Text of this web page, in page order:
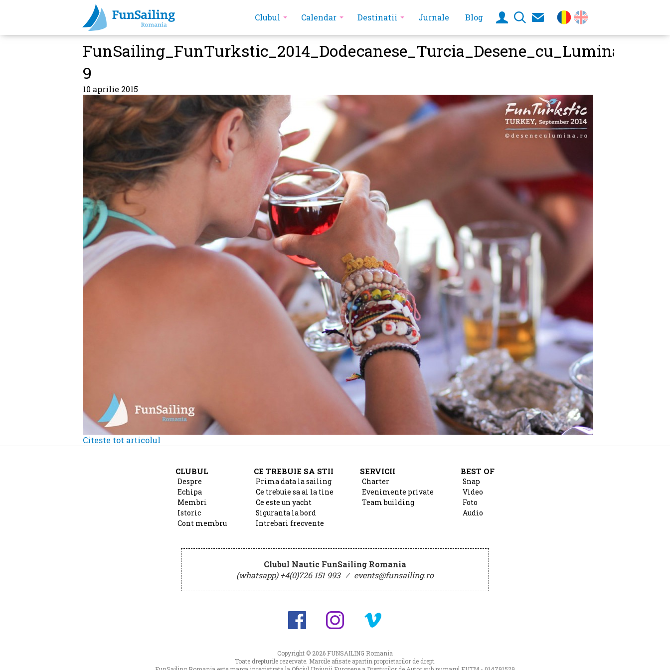
Clubul Calendar Destinatii Jurnale Blog
FunSailing_FunTurkstic_2014_Dodecanese_Turcia_Desene_cu_Lumina-
9
10 aprilie 2015
Citeste tot articolul
CLUBUL
Despre
Echipa
Membri
Istoric
Cont membru
CE TREBUIE SA STII
Prima data la sailing
Ce trebuie sa ai la tine
Ce este un yacht
Siguranta la bord
Intrebari frecvente
SERVICII
Charter
Evenimente private
Team building
BEST OF
Snap
Video
Foto
Audio
Clubul Nautic FunSailing Romania
(whatsapp) +4(0)726 151 993 ⁄ events@funsailing.ro
Copyright © 2026 FUNSAILING Romania
Toate drepturile rezervate. Marcile afisate apartin proprietarilor de drept.